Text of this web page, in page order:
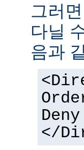
그러
다닐
음과
</